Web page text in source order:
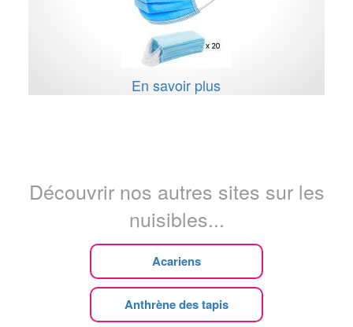
En savoir plus
Découvrir nos autres sites sur les
nuisibles...
Acariens
Anthrène des tapis